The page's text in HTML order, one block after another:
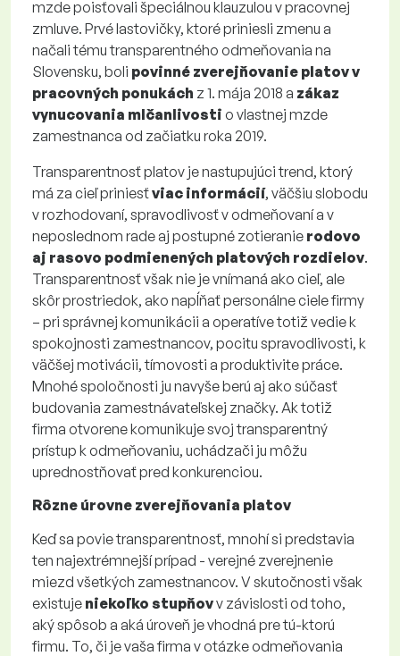
mzde poisťovali špeciálnou klauzulou v pracovnej
zmluve. Prvé lastovičky, ktoré priniesli zmenu a
načali tému transparentného odmeňovania na
Slovensku, boli povinné zverejňovanie platov v
pracovných ponukách z 1. mája 2018 a zákaz
vynucovania mlčanlivosti o vlastnej mzde
zamestnanca od začiatku roka 2019.
Transparentnosť platov je nastupujúci trend, ktorý
má za cieľ priniesťviac informácií, väčšiu slobodu
v rozhodovaní, spravodlivosť v odmeňovaní a v
neposlednom rade aj postupné zotieranie rodovo
aj rasovo podmienených platových rozdielov.
Transparentnosť však nie je vnímaná ako cieľ, ale
skôr prostriedok, ako napĺňať personálne ciele firmy
– pri správnej komunikácii a operatíve totiž vedie k
spokojnosti zamestnancov, pocitu spravodlivosti, k
väčšej motivácii, tímovosti a produktivite práce.
Mnohé spoločnosti ju navyše berú aj ako súčasť
budovania zamestnávateľskej značky. Ak totiž
firma otvorene komunikuje svoj transparentný
prístup k odmeňovaniu, uchádzači ju môžu
uprednostňovať pred konkurenciou.
Rôzne úrovne zverejňovania platov
Keď sa povie transparentnosť, mnohí si predstavia
ten najextrémnejší prípad - verejné zverejnenie
miezd všetkých zamestnancov. V skutočnosti však
existuje niekoľko stupňovv závislosti od toho,
aký spôsob a aká úroveň je vhodná pre tú-ktorú
firmu. To, či je vaša firma v otázke odmeňovania